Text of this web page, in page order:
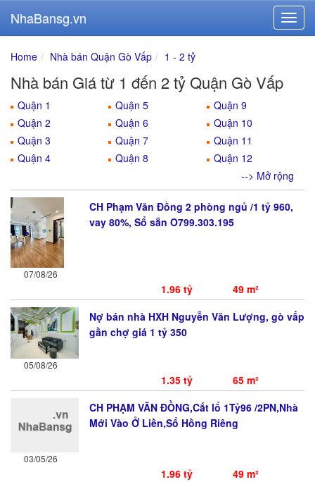
NhaBansg.vn
Home Nhà bán Quận Gò Vấp 1 - 2 tỷ
Nhà bán Giá từ 1 đến 2 tỷ Quận Gò Vấp
Quận 1
Quận 2
Quận 3
Quận 4
Quận 5
Quận 6
Quận 7
Quận 8
Quận 9
Quận 10
Quận 11
Quận 12
--> Mở rộng
07/08/26
CH Phạm Văn Đồng 2 phòng ngủ /1 tỷ 960,
vay 80%, Sổ sẵn O799.303.195
1.96 tỷ 49 m²
05/08/26
Nợ bán nhà HXH Nguyễn Văn Lượng, gò vấp
gần chợ giá 1 tỷ 350
1.35 tỷ 65 m²
03/05/26
CH PHẠM VĂN ĐỒNG,Cắt lổ 1Tỷ96 /2PN,Nhà
Mới Vào Ở Liền,Sổ Hồng Riêng
1.96 tỷ 49 m²